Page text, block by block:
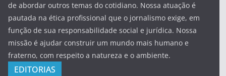
de abordar outros temas do cotidiano. Nossa atuação é
pautada na ética profissional que o jornalismo exige, em
função de sua responsabilidade social e jurídica. Nossa
missão é ajudar construir um mundo mais humano e
fraterno, com respeito a natureza e o ambiente.
EDITORIAS